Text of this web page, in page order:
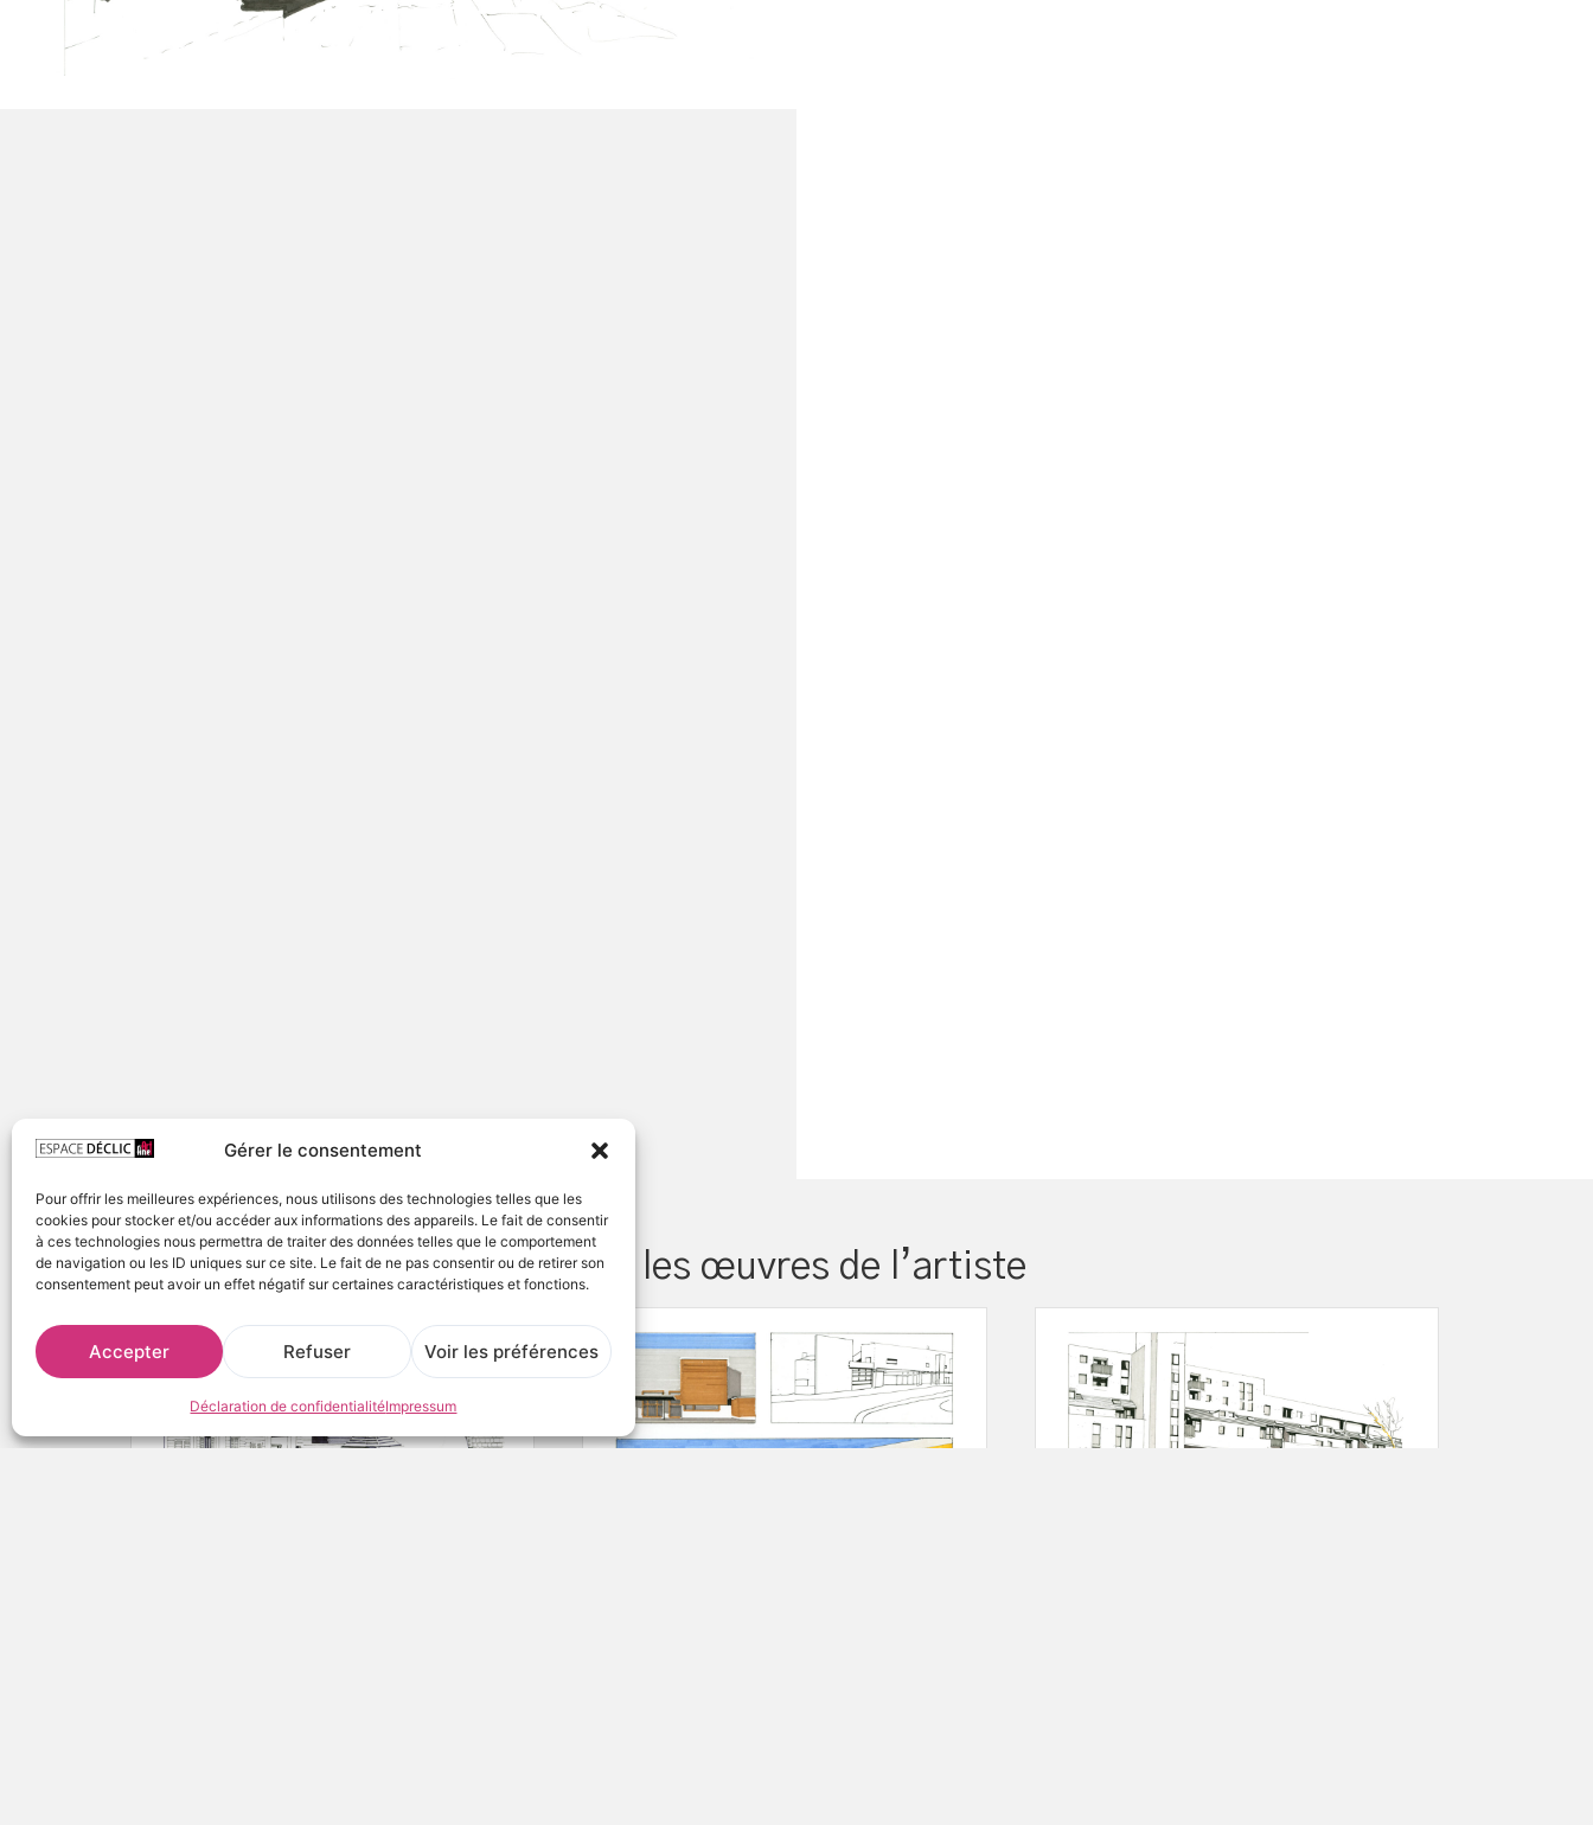
Gérer le consentement
Pour offrir les meilleures expériences, nous utilisons des technologies telles que les
cookies pour stocker et/ou accéder aux informations des appareils. Le fait de consentir
à ces technologies nous permettra de traiter des données telles que le comportement
de navigation ou les ID uniques sur ce site. Le fait de ne pas consentir ou de retirer son
consentement peut avoir un effet négatif sur certaines caractéristiques et fonctions.
Accepter Refuser Voir les préférences
Déclaration de confidentialitéImpressum
Voir les œuvres de l’artiste